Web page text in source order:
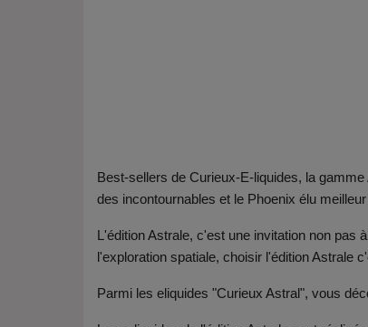
Best-sellers de Curieux-E-liquides, la
des incontournables et le Phoenix élu
L'édition Astrale, c'est une invitation non pas
l'exploration spatiale, choisir l'édition Astrale
Parmi les eliquides "Curieux Astral", vous